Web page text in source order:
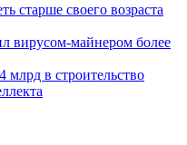
старше своего возраста
вирусом-майнером более
млрд в строительство